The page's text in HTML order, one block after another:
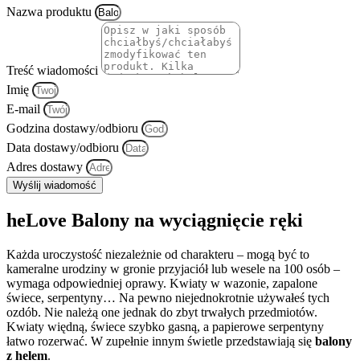
Nazwa produktu
Treść wiadomości
Imię
E-mail
Godzina dostawy/odbioru
Data dostawy/odbioru
Adres dostawy
Wyślij wiadomość
heLove Balony na wyciągnięcie ręki
Każda uroczystość niezależnie od charakteru – mogą być to
kameralne urodziny w gronie przyjaciół lub wesele na 100 osób –
wymaga odpowiedniej oprawy. Kwiaty w wazonie, zapalone
świece, serpentyny… Na pewno niejednokrotnie używałeś tych
ozdób. Nie należą one jednak do zbyt trwałych przedmiotów.
Kwiaty więdną, świece szybko gasną, a papierowe serpentyny
łatwo rozerwać. W zupełnie innym świetle przedstawiają się balony
z helem.